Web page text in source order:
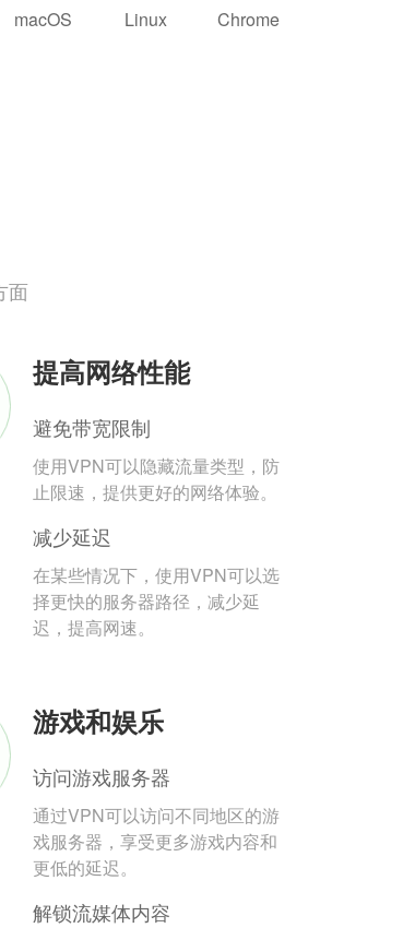
macOS Linux Chrome
面
提高网络性能
避免带宽限制
使用VPN可以隐藏流量类型，防
止限速，提供更好的网络体验。
减少延迟
在某些情况下，使用VPN可以选
择更快的服务器路径，减少延
迟，提高网速。
游戏和娱乐
访问游戏服务器
通过VPN可以访问不同地区的游
戏服务器，享受更多游戏内容和
更低的延迟。
解锁流媒体内容